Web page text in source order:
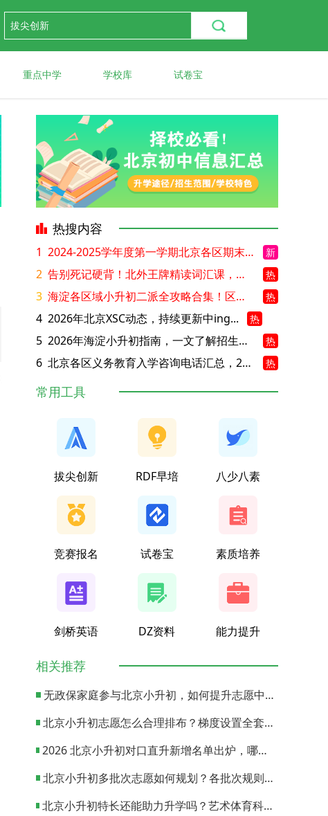
重点中学 学校库 试卷宝
热搜内容
1 2024-2025学年度第一学期北京各区期末考试真题试卷汇总 新
2 告别死记硬背！北外王牌精读词汇课，帮孩子突破英语词汇难关 热
3 海淀各区域小升初二派全攻略合集！区域一至五志愿填报、升学策略详解 热
4 2026年北京XSC动态，持续更新中ing... 热
5 2026年海淀小升初指南，一文了解招生政策要点 热
6 北京各区义务教育入学咨询电话汇总，25年小升初家长提前收藏 热
常用工具
拔尖创新 RDF早培 八少八素
竞赛报名 试卷宝 素质培养
剑桥英语 DZ资料 能力提升
相关推荐
无政保家庭参与北京小升初，如何提升志愿中签概率？
北京小升初志愿怎么合理排布？梯度设置全套策略与填报避坑指南
2026 北京小升初对口直升新增名单出炉，哪些小学可以直升优质初中？
北京小升初多批次志愿如何规划？各批次规则与填报实操指南
北京小升初特长还能助力升学吗？艺术体育科技特长机会与误区全面解析